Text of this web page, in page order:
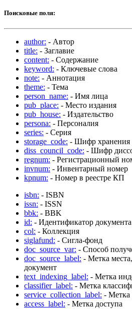
Поисковые поля:
author: - Автор
title: - Заглавие
content: - Содержание
keyword: - Ключевые слова
note: - Аннотация
theme: - Тема
person_name: - Имя лица
pub_place: - Место издания
pub_house: - Издательство
persona: - Персоналия
series: - Серия
storage_code: - Шифр хранения
diss_council_code: - Шифр
regnum: - Регистрационный
invnum: - Инвентарный номер
kpnum: - Номер в реестре КП
isbn: - ISBN
issn: - ISSN
bbk: - BBK
id: - Идентификатор документа
col: - Коллекция
siglafund: - Сигла-фонд
doc_source_var: - Способ
doc_source_label: - Метка
документ
text_indexing_label: - Метка
classifier_label: - Метка
service_collection_label: - Метка
access_label: - Метка доступа